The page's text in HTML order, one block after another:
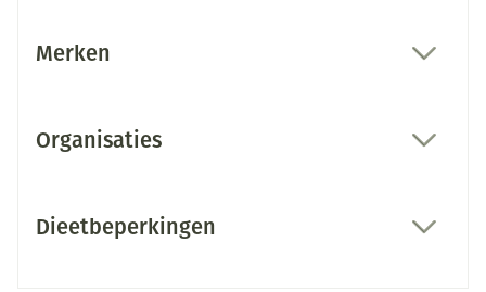
Merken
Organisaties
Dieetbeperkingen